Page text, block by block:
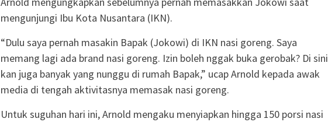
mengunjungi Ibu Kota Nusantara (IKN).
“Dulu saya pernah masakin Bapak (Jokowi) di IKN nasi goreng. Saya
memang lagi ada brand nasi goreng. Izin boleh nggak buka gerobak? Di sini
kan juga banyak yang nunggu di rumah Bapak,” ucap Arnold kepada awak
media di tengah aktivitasnya memasak nasi goreng.
Untuk suguhan hari ini, Arnold mengaku menyiapkan hingga 150 porsi nasi